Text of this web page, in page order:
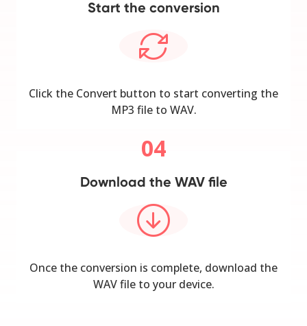
Start the conversion
Click the Convert button to start converting the
MP3 file to WAV.
04
Download the WAV file
Once the conversion is complete, download the
WAV file to your device.